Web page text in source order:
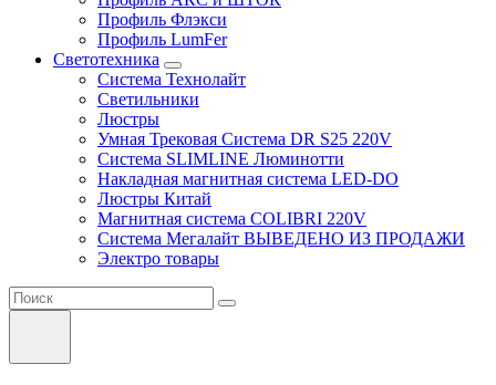
Профиль Флэкси
Профиль LumFer
Светотехника
Система Технолайт
Светильники
Люстры
Умная Трековая Система DR S25 220V
Система SLIMLINE Люминотти
Накладная магнитная система LED-DO
Люстры Китай
Магнитная система COLIBRI 220V
Система Мегалайт ВЫВЕДЕНО ИЗ ПРОДАЖИ
Электро товары